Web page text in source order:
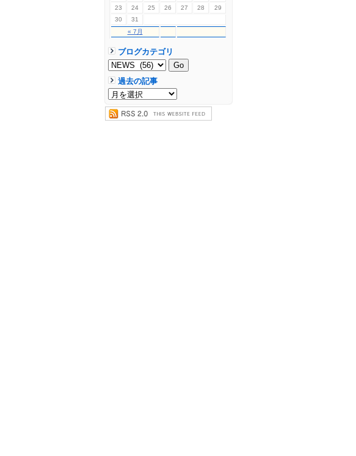
« 7月
23
24 25 26 27 28
29
30
31
ブログカテゴリ
過去の記事